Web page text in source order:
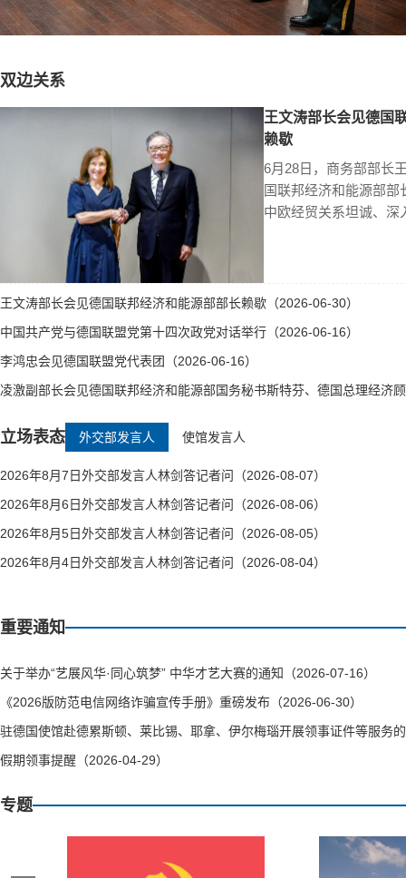
双边关系
王文涛部长会见德国
赖歇
6月28日，商务部部长
国联邦经济和能源部
中欧经贸关系坦诚、深
王文涛部长会见德国联邦经济和能源部部长赖歇（2026-06-30）
中国共产党与德国联盟党第十四次政党对话举行（2026-06-16）
李鸿忠会见德国联盟党代表团（2026-06-16）
凌激副部长会见德国联邦经济和能源部国务秘书斯特芬、德国总理经济
立场表态 外交部发言人 使馆发言人
2026年8月7日外交部发言人林剑答记者问（2026-08-07）
2026年8月6日外交部发言人林剑答记者问（2026-08-06）
2026年8月5日外交部发言人林剑答记者问（2026-08-05）
2026年8月4日外交部发言人林剑答记者问（2026-08-04）
重要通知
关于举办“艺展风华·同心筑梦” 中华才艺大赛的通知（2026-07-16）
《2026版防范电信网络诈骗宣传手册》重磅发布（2026-06-30）
驻德国使馆赴德累斯顿、莱比锡、耶拿、伊尔梅瑙开展领事证件等服务
假期领事提醒（2026-04-29）
专题